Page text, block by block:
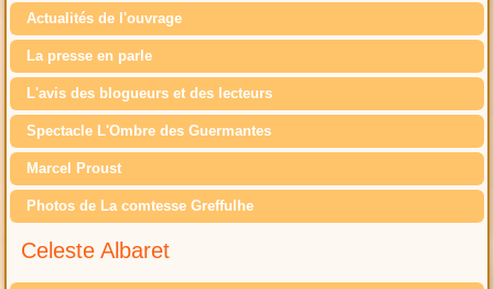
Actualités de l'ouvrage
La presse en parle
L'avis des blogueurs et des lecteurs
Spectacle L'Ombre des Guermantes
Marcel Proust
Photos de La comtesse Greffulhe
Celeste Albaret